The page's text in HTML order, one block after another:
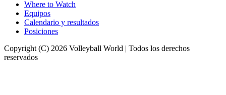
Where to Watch
Equipos
Calendario y resultados
Posiciones
Copyright (C) 2026 Volleyball World | Todos los derechos
reservados